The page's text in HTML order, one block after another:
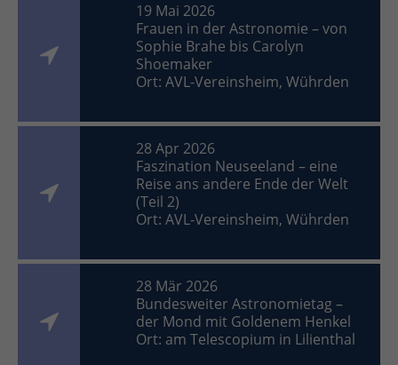
19 Mai 2026
Frauen in der Astronomie – von
Sophie Brahe bis Carolyn
Shoemaker
Ort: AVL-Vereinsheim, Wührden
28 Apr 2026
Faszination Neuseeland – eine
Reise ans andere Ende der Welt
(Teil 2)
Ort: AVL-Vereinsheim, Wührden
28 Mär 2026
Bundesweiter Astronomietag –
der Mond mit Goldenem Henkel
Ort: am Telescopium in Lilienthal